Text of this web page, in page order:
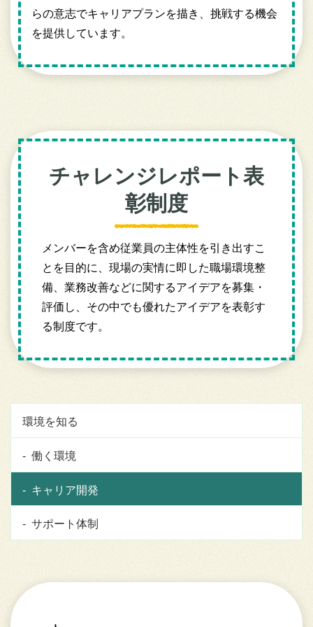
らの意志でキャリアプランを描き、挑戦する機会
を提供しています。
チャレンジレポート表
彰制度
メンバーを含め従業員の主体性を引き出すこ
とを目的に、現場の実情に即した職場環境整
備、業務改善などに関するアイデアを募集・
評価し、その中でも優れたアイデアを表彰す
る制度です。
環境を知る
働く環境
キャリア開発
サポート体制